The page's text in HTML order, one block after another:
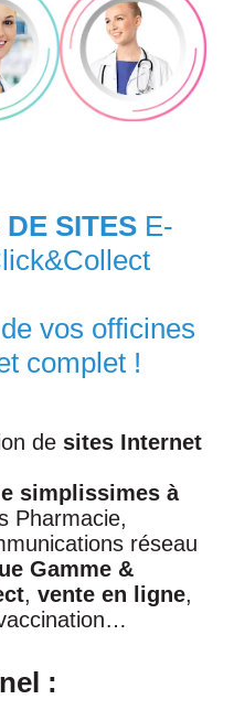
SITESE-
vos officines
complet !
de sites Internet
simplissimes à
Pharmacie,
réseau
Gamme &
, vente en ligne,
: